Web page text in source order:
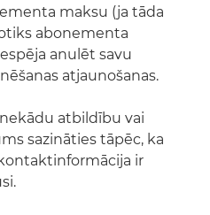
maksu (ja tāda
abonementa
anulēt savu
atjaunošanas.
atbildību vai
sazināties tāpēc, ka
ir